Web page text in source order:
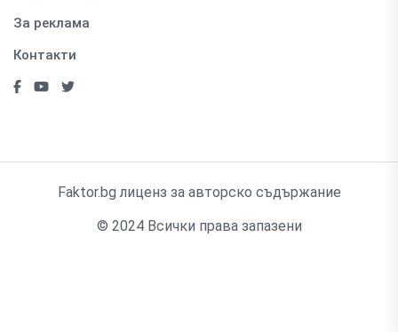
За реклама
Контакти
Faktor.bg лиценз за авторско съдържание
© 2024 Всички права запазени